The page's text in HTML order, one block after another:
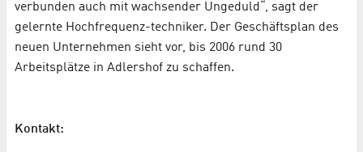
verbunden auch mit wachsender Ungeduld“, sagt der
gelernte Hochfrequenz-techniker. Der Geschäftsplan des
neuen Unternehmen sieht vor, bis 2006 rund 30
Arbeitsplätze in Adlershof zu schaffen.
Kontakt: